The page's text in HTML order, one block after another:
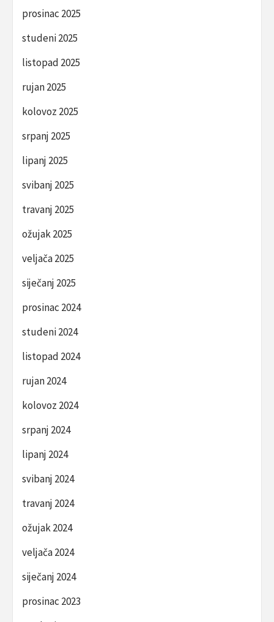
prosinac 2025
studeni 2025
listopad 2025
rujan 2025
kolovoz 2025
srpanj 2025
lipanj 2025
svibanj 2025
travanj 2025
ožujak 2025
veljača 2025
siječanj 2025
prosinac 2024
studeni 2024
listopad 2024
rujan 2024
kolovoz 2024
srpanj 2024
lipanj 2024
svibanj 2024
travanj 2024
ožujak 2024
veljača 2024
siječanj 2024
prosinac 2023